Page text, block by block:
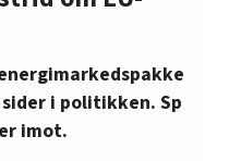
i politikken. Sp
imot.